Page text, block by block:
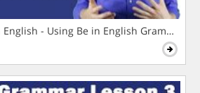
English - Using Be in English Grammar